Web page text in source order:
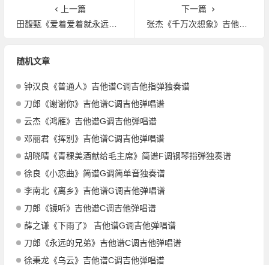
上一篇
田馥甄《爱着爱着就永远》吉他谱C调吉他弹唱谱
下一篇
张杰《千万次想象》吉他谱G调吉他弹唱谱
随机文章
钟汉良《普通人》吉他谱C调吉他指弹独奏谱
刀郎《谢谢你》吉他谱C调吉他弹唱谱
云杰《鸿雁》吉他谱G调吉他弹唱谱
邓丽君《挥别》吉他谱C调吉他弹唱谱
胡晓晴《青稞美酒献给毛主席》简谱F调钢琴指弹独奏谱
徐良《小恋曲》简谱G调简单音独奏谱
李南北《离乡》吉他谱G调吉他弹唱谱
刀郎《镜听》吉他谱C调吉他弹唱谱
薛之谦《下雨了》 吉他谱G调吉他弹唱谱
刀郎《永远的兄弟》吉他谱C调吉他弹唱谱
徐秉龙《乌云》吉他谱C调吉他弹唱谱